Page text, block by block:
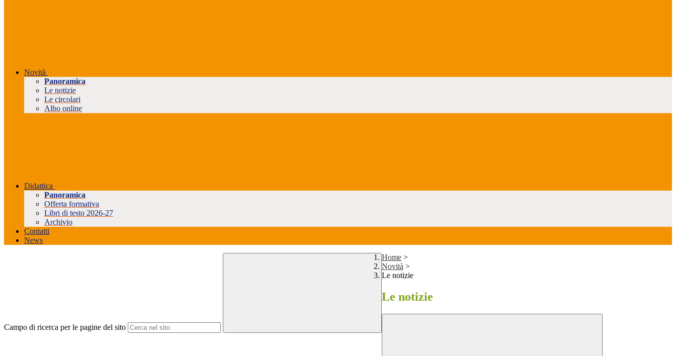
Novità
Panoramica
Le notizie
Le circolari
Albo online
Didattica
Panoramica
Offerta formativa
Libri di testo 2026-27
Archivio
Contatti
News
Campo di ricerca per le pagine del sito
Home >
Novità >
Le notizie
Le notizie